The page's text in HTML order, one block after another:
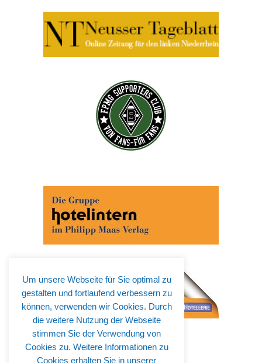
Um unsere Webseite für Sie optimal zu
gestalten und fortlaufend verbessern zu
können, verwenden wir Cookies. Durch
die weitere Nutzung der Webseite
stimmen Sie der Verwendung von
Cookies zu. Weitere Informationen zu
Cookies erhalten Sie in unserer